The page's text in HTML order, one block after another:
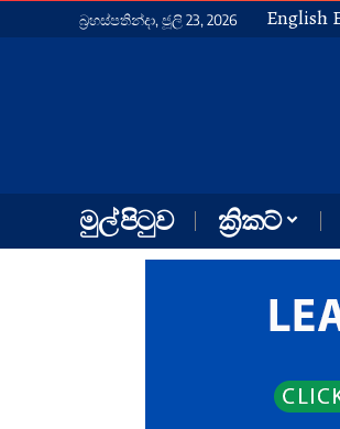
බ්‍රහස්පතින්දා, ජූලි 23, 2026 English
මුල් පිටුව ක්‍රිකට්